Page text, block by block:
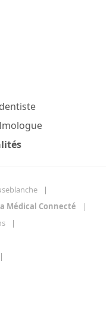
Médical Connecté